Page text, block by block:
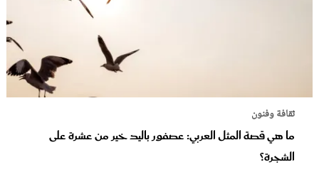
ثقافة وفنون
ما هي قصة المثل العربي: عصفور باليد خير من عشرة على
الشجرة؟